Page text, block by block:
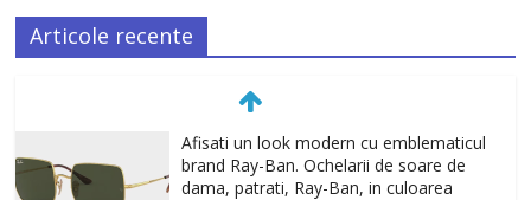
Articole recente
Afisati un look modern cu emblematicul
brand Ray-Ban. Ochelarii de soare de
dama, patrati, Ray-Ban, in culoarea